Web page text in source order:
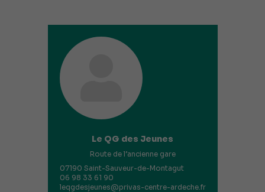
Le QG des Jeunes
Route de l’ancienne gare
07190 Saint-Sauveur-de-Montagut
06 98 33 61 90
leqgdesjeunes@privas-centre-ardeche.fr